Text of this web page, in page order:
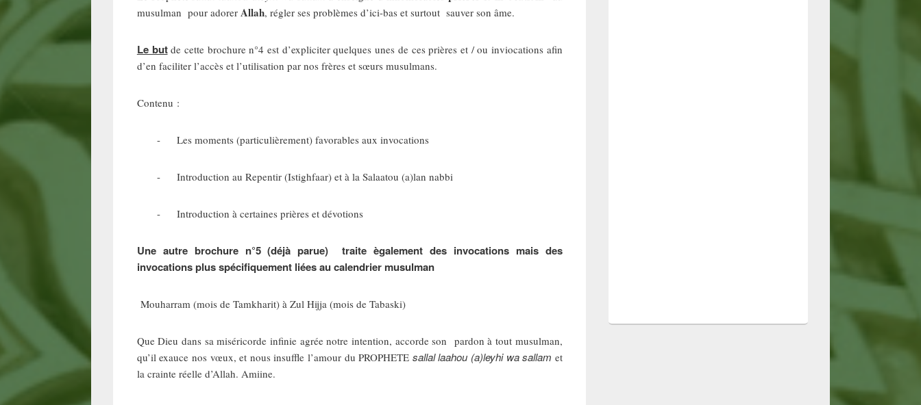
musulman pour adorer Allah, régler ses problèmes d’ici-bas et surtout sauver son âme.
Le butde cette brochure n°4 est d’expliciter quelques unes de ces prières et / ou inviocations afin
d’en faciliter l’accès et l’utilisation par nos frères et sœurs musulmans.
Contenu :
- Les moments (particulièrement) favorables aux invocations
- Introduction au Repentir (Istighfaar) et à la Salaatou (a)lan nabbi
- Introduction à certaines prières et dévotions
Une autre brochure n°5 (déjà parue) traite ègalement des invocations mais des
invocations plus spécifiquement liées au calendrier musulman
Mouharram (mois de Tamkharit) à Zul Hijja (mois de Tabaski)
Que Dieu dans sa miséricorde infinie agrée notre intention, accorde son pardon à tout musulman,
qu’il exauce nos vœux, et nous insuffle l’amour du PROPHETE sallal laahou (a)leyhi wa sallam et
la crainte réelle d’Allah. Amiine.